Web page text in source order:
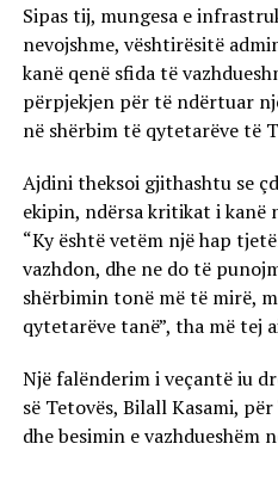
Sipas tij, mungesa e
nevojshme, vështirësitë
kanë qenë sfida të
përpjekjen për të ndërtuar
në shërbim të qytetarëve të
Ajdini theksoi gjithashtu se
ekipin, ndërsa kritikat i kanë
“Ky është vetëm një hap
vazhdon, dhe ne do të
shërbimin tonë më të mirë,
qytetarëve tanë”, tha më tej
Një falënderim i veçantë iu
së Tetovës, Bilall Kasami,
dhe besimin e vazhdueshëm